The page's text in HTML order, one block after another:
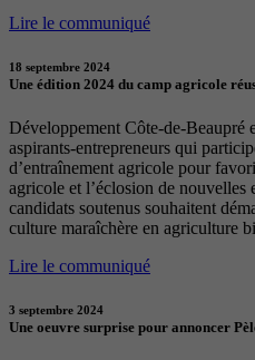
Lire le communiqué
18 septembre 2024
Une édition 2024 du camp agricole
Développement Côte-de-Beaupré
aspirants-entrepreneurs qui
d’entraînement agricole pour
agricole et l’éclosion de nouvelles
candidats soutenus souhaitent
culture maraîchère en agriculture
Lire le communiqué
3 septembre 2024
Une oeuvre surprise pour annoncer